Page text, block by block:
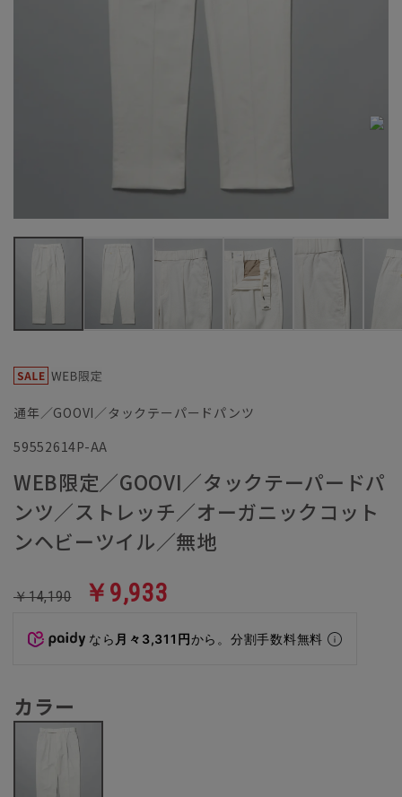
通年／GOOVI／タックテーパードパンツ
59552614P-AA
WEB限定／GOOVI／タックテーパードパ
ンツ／ストレッチ／オーガニックコット
ンヘビーツイル／無地
￥14,190 ￥9,933
なら 月々3,311円から。分割手数料無料
カラー